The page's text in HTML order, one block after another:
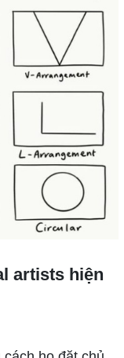
artists hiện